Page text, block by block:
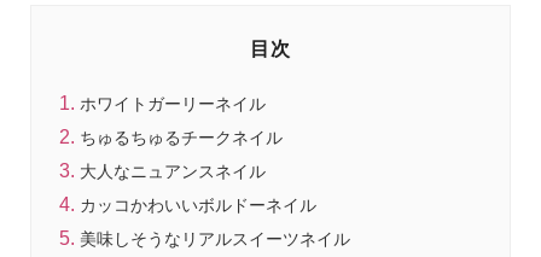
目次
ホワイトガーリーネイル
ちゅるちゅるチークネイル
大人なニュアンスネイル
カッコかわいいボルドーネイル
美味しそうなリアルスイーツネイル